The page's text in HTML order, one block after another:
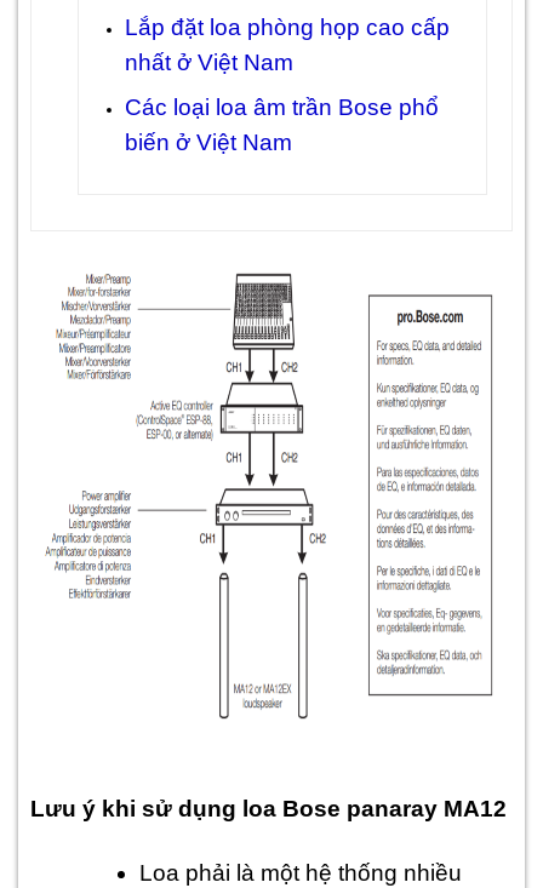
Lắp đặt loa phòng họp cao cấp
nhất ở Việt Nam
Các loại loa âm trần Bose phổ
biến ở Việt Nam
Lưu ý khi sử dụng loa Bose panaray MA12
Loa phải là một hệ thống nhiều